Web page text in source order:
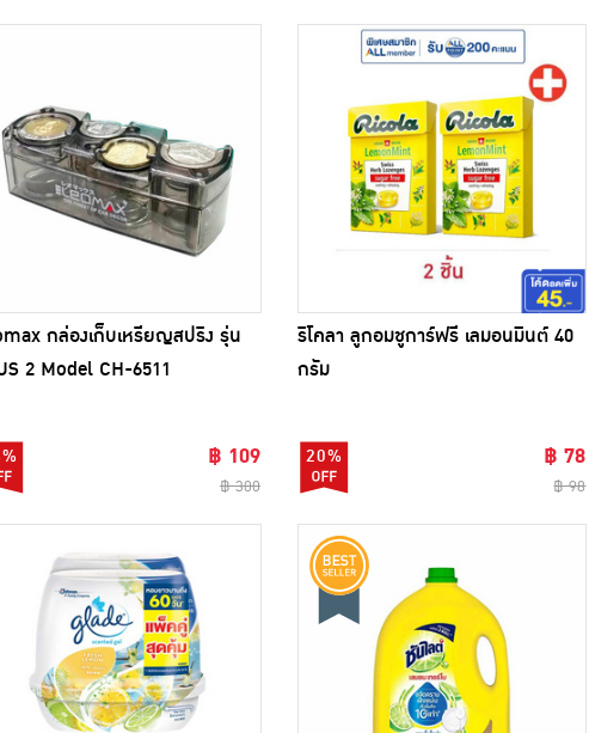
กล่องเก็บเหรียญสปริง รุ่น
2 Model CH-6511
฿ 109
฿ 300
ริโคลา ลูกอมชูการ์ฟรี เลมอนมินต์ 40
กรัม
20% ฿ 78
฿ 98